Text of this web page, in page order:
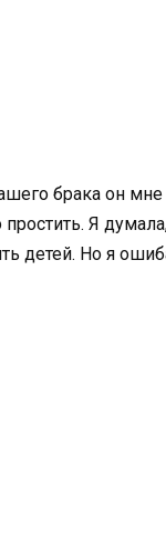
брака он
Я
детей. Но я